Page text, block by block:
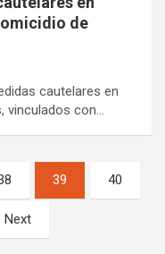
de
cautelares en
vinculados con…
39 40
Next